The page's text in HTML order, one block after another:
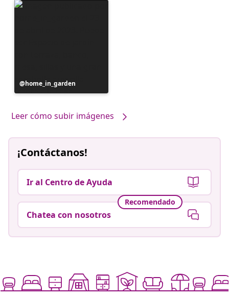
Publicación
realizada
home_in_garden
Leer cómo subir imágenes
¡Contáctanos!
Ir al Centro de Ayuda
Recomendado
Chatea con nosotros